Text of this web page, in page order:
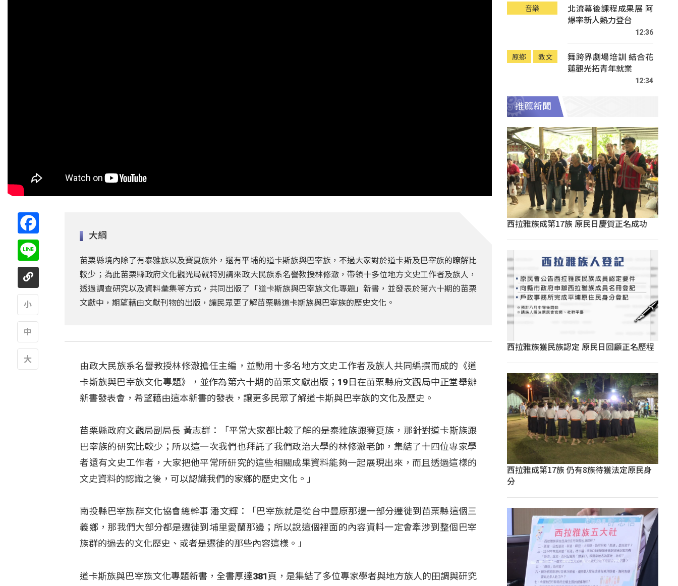
大綱
苗栗縣境內除了有泰雅族以及賽夏族外，還有平埔的道卡斯族與巴宰族，不過大家對於道卡斯及巴宰族的瞭解比
較少；為此苗栗縣政府文化觀光局就特別請來政大民族系名譽教授林修澈，帶領十多位地方文史工作者及族人，
透過調查研究以及資料彙集等方式，共同出版了「道卡斯族與巴宰族文化專題」新書，並發表於第六十期的苗栗
文獻中，期望藉由文獻刊物的出版，讓民眾更了解苗栗縣道卡斯族與巴宰族的歷史文化。
由政大民族系名譽教授林修澈擔任主編，並動用十多名地方文史工作者及族人共同編撰而成的《道
卡斯族與巴宰族文化專題》，並作為第六十期的苗栗文獻出版；19日在苗栗縣府文觀局中正堂舉辦
新書發表會，希望藉由這本新書的發表，讓更多民眾了解道卡斯與巴宰族的文化及歷史。
苗栗縣政府文觀局副局長 黃志群：「平常大家都比較了解的是泰雅族跟賽夏族，那針對道卡斯族跟
巴宰族的研究比較少；所以這一次我們也拜託了我們政治大學的林修澈老師，集結了十四位專家學
者還有文史工作者，大家把他平常所研究的這些相關成果資料能夠一起展現出來，而且透過這樣的
文史資料的認識之後，可以認識我們的家鄉的歷史文化。」
南投縣巴宰族群文化協會總幹事 潘文輝：「巴宰族就是從台中豐原那邊一部分遷徙到苗栗縣這個三
義鄉，那我們大部分都是遷徙到埔里愛蘭那邊；所以說這個裡面的內容資料一定會牽涉到整個巴宰
族群的過去的文化歷史、或者是遷徙的那些內容這樣。」
道卡斯族與巴宰族文化專題新書，全書厚達381頁，是集結了多位專家學者與地方族人的田調與研究
音樂
北流幕後課程成果展 阿
爆率新人熱力登台
12:36
原鄉 教文
舞跨界劇場培訓 結合花
蓮觀光拓青年就業
12:34
推薦新聞
西拉雅族成第17族 原民日慶賀正名成功
西拉雅族獲民族認定 原民日回顧正名歷程
西拉雅成第17族 仍有8族待獲法定原民身
分